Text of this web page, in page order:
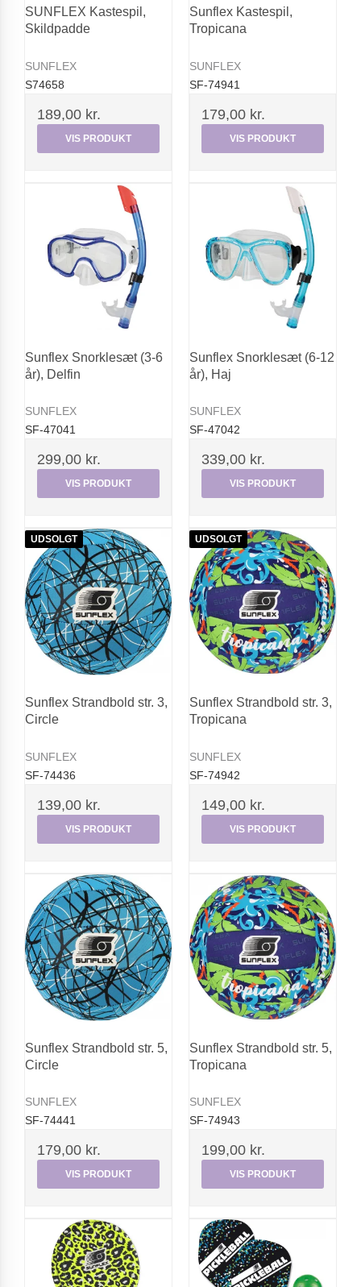
SUNFLEX Kastespil,
Skildpadde
SUNFLEX
S74658
189,00 kr.
VIS PRODUKT
Sunflex Kastespil,
Tropicana
SUNFLEX
SF-74941
179,00 kr.
VIS PRODUKT
Sunflex Snorklesæt (3-6
år), Delfin
SUNFLEX
SF-47041
299,00 kr.
VIS PRODUKT
Sunflex Snorklesæt (6-12
år), Haj
SUNFLEX
SF-47042
339,00 kr.
VIS PRODUKT
UDSOLGT
Sunflex Strandbold str. 3,
Circle
SUNFLEX
SF-74436
139,00 kr.
VIS PRODUKT
UDSOLGT
Sunflex Strandbold str. 3,
Tropicana
SUNFLEX
SF-74942
149,00 kr.
VIS PRODUKT
Sunflex Strandbold str. 5,
Circle
SUNFLEX
SF-74441
179,00 kr.
VIS PRODUKT
Sunflex Strandbold str. 5,
Tropicana
SUNFLEX
SF-74943
199,00 kr.
VIS PRODUKT